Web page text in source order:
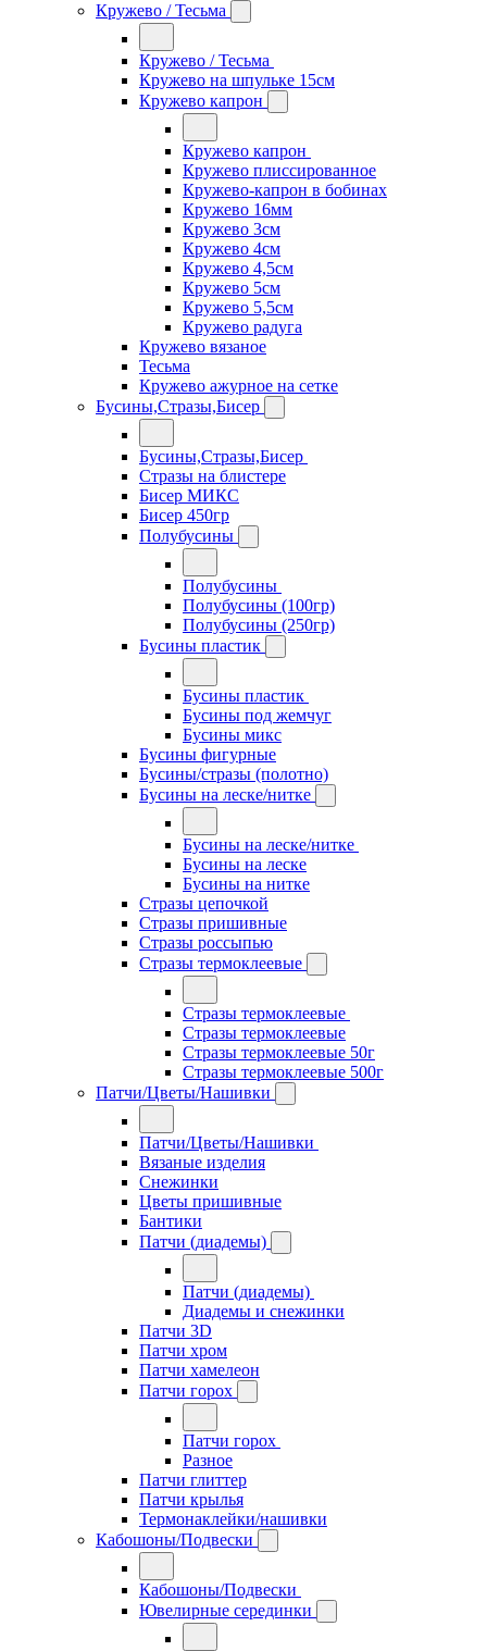
Кружево / Тесьма
Кружево / Тесьма
Кружево на шпульке 15см
Кружево капрон
Кружево капрон
Кружево плиссированное
Кружево-капрон в бобинах
Кружево 16мм
Кружево 3см
Кружево 4см
Кружево 4,5см
Кружево 5см
Кружево 5,5см
Кружево радуга
Кружево вязаное
Тесьма
Кружево ажурное на сетке
Бусины,Стразы,Бисер
Бусины,Стразы,Бисер
Стразы на блистере
Бисер МИКС
Бисер 450гр
Полубусины
Полубусины
Полубусины (100гр)
Полубусины (250гр)
Бусины пластик
Бусины пластик
Бусины под жемчуг
Бусины микс
Бусины фигурные
Бусины/стразы (полотно)
Бусины на леске/нитке
Бусины на леске/нитке
Бусины на леске
Бусины на нитке
Стразы цепочкой
Стразы пришивные
Стразы россыпью
Стразы термоклеевые
Стразы термоклеевые
Стразы термоклеевые
Стразы термоклеевые 50г
Стразы термоклеевые 500г
Патчи/Цветы/Нашивки
Патчи/Цветы/Нашивки
Вязаные изделия
Снежинки
Цветы пришивные
Бантики
Патчи (диадемы)
Патчи (диадемы)
Диадемы и снежинки
Патчи 3D
Патчи хром
Патчи хамелеон
Патчи горох
Патчи горох
Разное
Патчи глиттер
Патчи крылья
Термонаклейки/нашивки
Кабошоны/Подвески
Кабошоны/Подвески
Ювелирные серединки